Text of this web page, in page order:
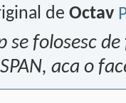
de Octav
se folosesc
aca o